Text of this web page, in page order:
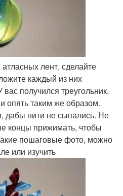
лент, сделайте
каждый из них
получился треугольник.
опять таким же образом.
дабы нити не сыпались. Не
концы прижимать, чтобы
пошаговые фото, можно
или изучить